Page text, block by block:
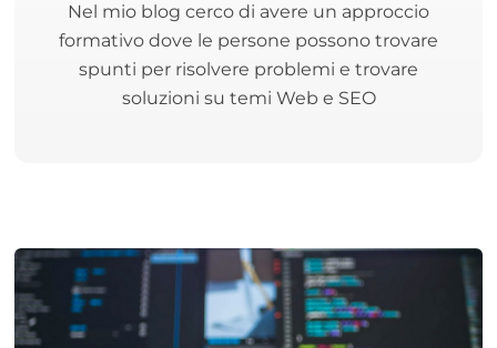
Nel mio blog cerco di avere un approccio
formativo dove le persone possono trovare
spunti per risolvere problemi e trovare
soluzioni su temi Web e SEO